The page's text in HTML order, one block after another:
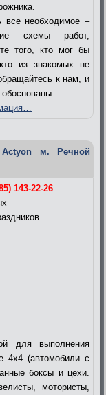
все необходимое –
схемы работ,
того, кто мог бы
из знакомых не
к нам, и
Actyon м. Речной
143-22-26
для выполнения
4х4 (автомобили с
боксы и цехи.
мотористы,